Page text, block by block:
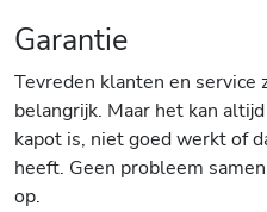
Garantie
Tevreden klanten en service
belangrijk. Maar het kan
kapot is, niet goed werkt of
heeft. Geen probleem
op.